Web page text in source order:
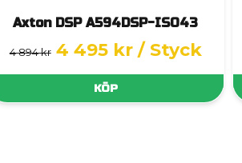
Axton DSP A594DSP-ISO43
4 894 kr 4 495 kr / Styck
KÖP